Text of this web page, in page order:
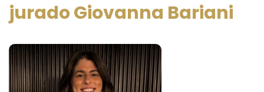
jurado Giovanna Bariani